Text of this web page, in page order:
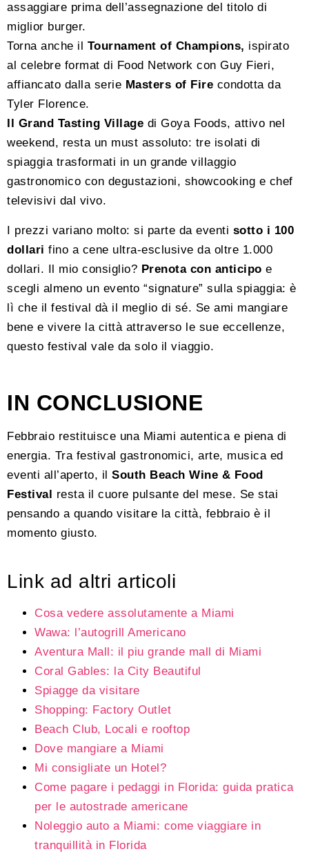
assaggiare prima dell’assegnazione del titolo di
miglior burger.
Torna anche il Tournament of Champions, ispirato
al celebre format di Food Network con Guy Fieri,
affiancato dalla serie Masters of Fire condotta da
Tyler Florence.
Il Grand Tasting Village di Goya Foods, attivo nel
weekend, resta un must assoluto: tre isolati di
spiaggia trasformati in un grande villaggio
gastronomico con degustazioni, showcooking e chef
televisivi dal vivo.
I prezzi variano molto: si parte da eventi sotto i 100
dollari fino a cene ultra-esclusive da oltre 1.000
dollari. Il mio consiglio? Prenota con anticipo e
scegli almeno un evento “signature” sulla spiaggia: è
lì che il festival dà il meglio di sé. Se ami mangiare
bene e vivere la città attraverso le sue eccellenze,
questo festival vale da solo il viaggio.
IN CONCLUSIONE
Febbraio restituisce una Miami autentica e piena di
energia. Tra festival gastronomici, arte, musica ed
eventi all’aperto, il South Beach Wine & Food
Festival resta il cuore pulsante del mese. Se stai
pensando a quando visitare la città, febbraio è il
momento giusto.
Link ad altri articoli
Cosa vedere assolutamente a Miami
Wawa: l’autogrill Americano
Aventura Mall: il piu grande mall di Miami
Coral Gables: la City Beautiful
Spiagge da visitare
Shopping: Factory Outlet
Beach Club, Locali e rooftop
Dove mangiare a Miami
Mi consigliate un Hotel?
Come pagare i pedaggi in Florida: guida pratica
per le autostrade americane
Noleggio auto a Miami: come viaggiare in
tranquillità in Florida